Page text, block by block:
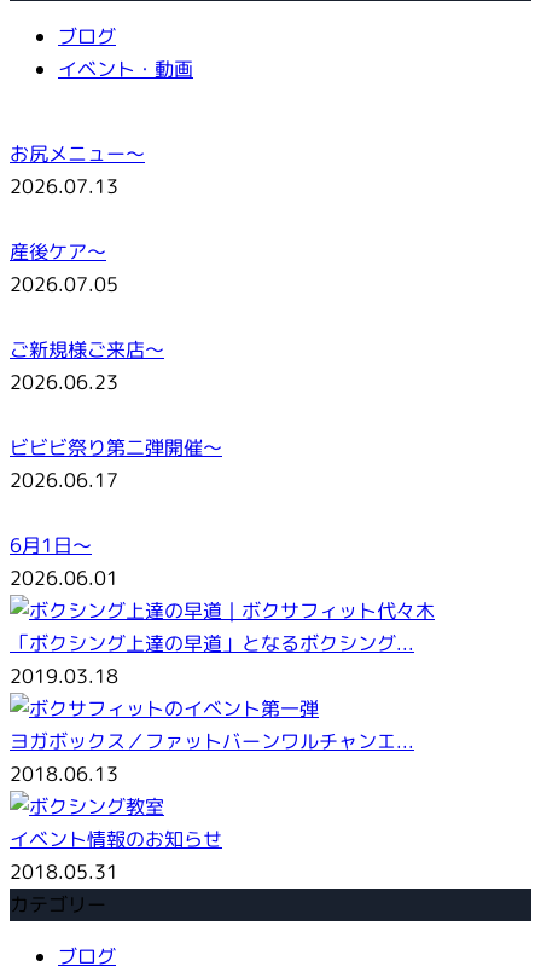
ブログ
イベント・動画
お尻メニュー～
2026.07.13
産後ケア～
2026.07.05
ご新規様ご来店～
2026.06.23
ビビビ祭り第二弾開催～
2026.06.17
6月1日～
2026.06.01
「ボクシング上達の早道」となるボクシング...
2019.03.18
ヨガボックス／ファットバーンワルチャンエ...
2018.06.13
イベント情報のお知らせ
2018.05.31
カテゴリー
ブログ